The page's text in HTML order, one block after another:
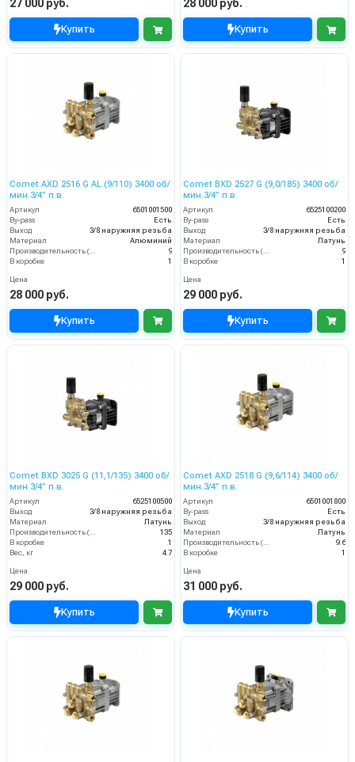
27 000 руб.
Купить
28 000 руб.
Купить
Comet AXD 2516 G AL (9/110) 3400 об/
мин.3/4” п.в.
Артикул
6501001500
By-pass
Есть
Выход
3/8 наружняя резьба
Материал
Алюминий
9
В коробке
1
Цена
28 000 руб.
Купить
Comet BXD 2527 G (9,0/185) 3400 об/
мин.3/4” п.в.
Артикул
6525100200
By-pass
Есть
Выход
3/8 наружняя резьба
Материал
Латунь
9
В коробке
1
Цена
29 000 руб.
Купить
Comet BXD 3025 G (11,1/135) 3400 об/
мин.3/4” п.в.
Артикул
6525100500
Выход
3/8 наружняя резьба
Материал
Латунь
135
В коробке
1
Вес, кг
4.7
Цена
29 000 руб.
Купить
Comet AXD 2518 G (9,6/114) 3400 об/
мин.3/4” п.в.
Артикул
6501001800
By-pass
Есть
Выход
3/8 наружняя резьба
Материал
Латунь
9.6
В коробке
1
Цена
31 000 руб.
Купить